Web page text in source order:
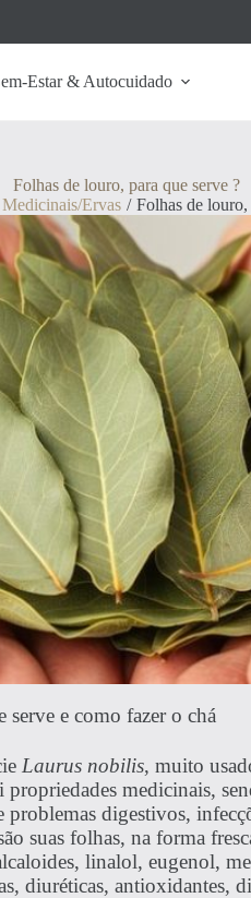
Estar & Autocuidado
Folhas de louro, para que serve ?
Medicinais/Ervas / Folhas de louro,
serve e como fazer o chá
Laurus nobilis, muito
propriedades medicinais,
digestivos,
suas folhas, na forma
linalol, eugenol,
diuréticas, antioxidantes,